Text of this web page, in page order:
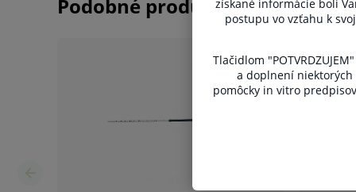
hygienických dôvodov možné odstúpiť od kúpnej
získané informácie boli
postupu vo vzťahu k
Tlačidlom
a doplnení niektorých
pomôcky in vitro